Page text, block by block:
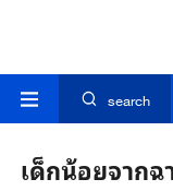
search
เด็กน้อยจากฉ